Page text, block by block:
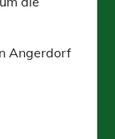
Angerdorf